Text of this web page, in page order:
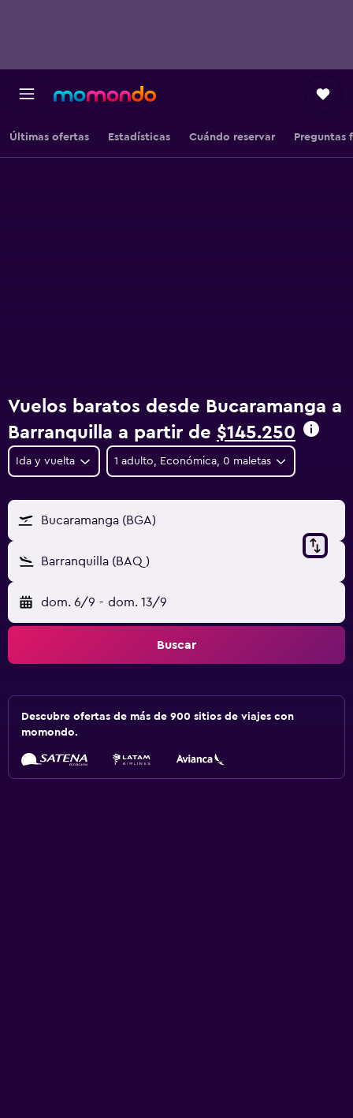
Últimas ofertas Estadísticas Cuándo reservar Preguntas
Vuelos baratos desde Bucaramanga a
Barranquilla a partir de $145.250
Ida y vuelta 1 adulto, Económica, 0 maletas
Bucaramanga (BGA)
Barranquilla (BAQ)
dom. 6/9 - dom. 13/9
Buscar
Descubre ofertas de más de 900 sitios de viajes con
momondo.